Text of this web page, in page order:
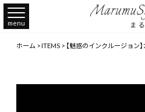
menu
ホーム>ITEMS> 【魅惑のインクルージョン